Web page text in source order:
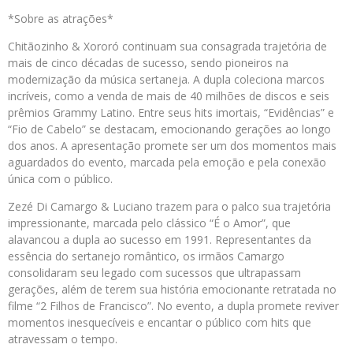
*Sobre as atrações*
Chitãozinho & Xororó continuam sua consagrada trajetória de
mais de cinco décadas de sucesso, sendo pioneiros na
modernização da música sertaneja. A dupla coleciona marcos
incríveis, como a venda de mais de 40 milhões de discos e seis
prêmios Grammy Latino. Entre seus hits imortais, “Evidências” e
“Fio de Cabelo” se destacam, emocionando gerações ao longo
dos anos. A apresentação promete ser um dos momentos mais
aguardados do evento, marcada pela emoção e pela conexão
única com o público.
Zezé Di Camargo & Luciano trazem para o palco sua trajetória
impressionante, marcada pelo clássico “É o Amor”, que
alavancou a dupla ao sucesso em 1991. Representantes da
essência do sertanejo romântico, os irmãos Camargo
consolidaram seu legado com sucessos que ultrapassam
gerações, além de terem sua história emocionante retratada no
filme “2 Filhos de Francisco”. No evento, a dupla promete reviver
momentos inesquecíveis e encantar o público com hits que
atravessam o tempo.